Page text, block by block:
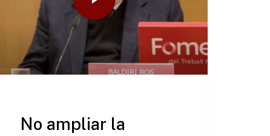
No ampliar la